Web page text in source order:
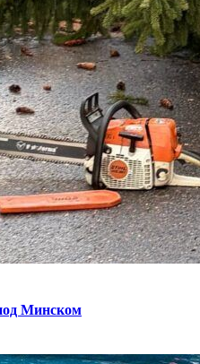
Минском